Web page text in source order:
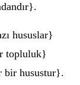
hususlar}
topluluk}
bir husustur}.